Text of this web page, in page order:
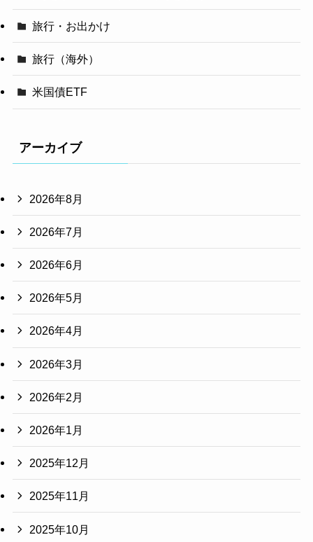
旅行・お出かけ
旅行（海外）
米国債ETF
アーカイブ
2026年8月
2026年7月
2026年6月
2026年5月
2026年4月
2026年3月
2026年2月
2026年1月
2025年12月
2025年11月
2025年10月